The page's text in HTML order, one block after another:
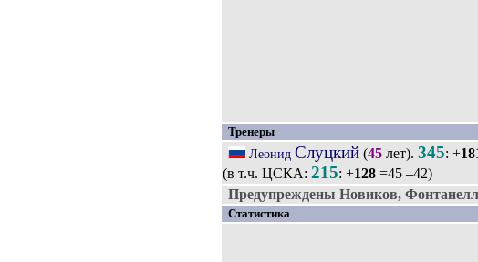
Тренеры
ЛеонидСлуцкий (45 лет).345: +
(в т.ч. ЦСКА: 215: +128=45 –42)
Предупреждены Новиков,
Статистика